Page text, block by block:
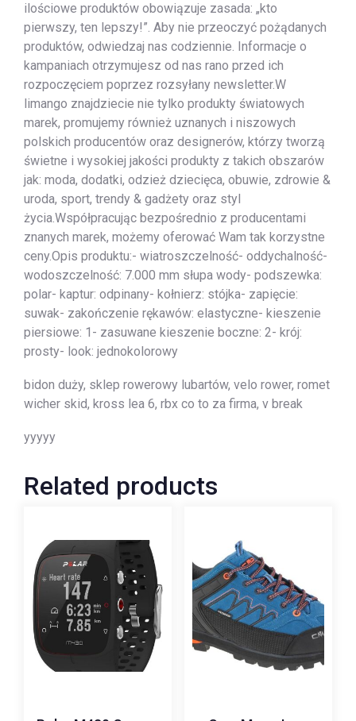
ilościowe produktów obowiązuje zasada: „kto
pierwszy, ten lepszy!”. Aby nie przeoczyć pożądanych
produktów, odwiedzaj nas codziennie. Informacje o
kampaniach otrzymujesz od nas rano przed ich
rozpoczęciem poprzez rozsyłany newsletter.W
limango znajdziecie nie tylko produkty światowych
marek, promujemy również uznanych i niszowych
polskich producentów oraz designerów, którzy tworzą
świetne i wysokiej jakości produkty z takich obszarów
jak: moda, dodatki, odzież dziecięca, obuwie, zdrowie &
uroda, sport, trendy & gadżety oraz styl
życia.Współpracując bezpośrednio z producentami
znanych marek, możemy oferować Wam tak korzystne
ceny.Opis produktu:- wiatroszczelność- oddychalność-
wodoszczelność: 7.000 mm słupa wody- podszewka:
polar- kaptur: odpinany- kołnierz: stójka- zapięcie:
suwak- zakończenie rękawów: elastyczne- kieszenie
piersiowe: 1- zasuwane kieszenie boczne: 2- krój:
prosty- look: jednokolorowy
bidon duży, sklep rowerowy lubartów, velo rower, romet
wicher skid, kross lea 6, rbx co to za firma, v break
yyyyy
Related products